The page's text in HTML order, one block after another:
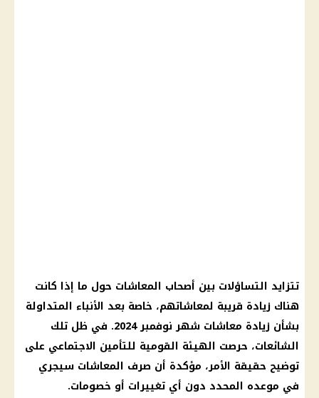
تتزايد التساؤلات بين أصحاب المعاشات حول ما إذا كانت
هناك زيادة قريبة لمعاشاتهم، خاصة بعد الأنباء المتداولة
بشأن زيادة معاشات شهر نوفمبر 2024. في ظل تلك
الشائعات، حرصت الهيئة القومية للتأمين الاجتماعي على
توضيح حقيقة الأمر، مؤكدة أن صرف المعاشات سيجري
في موعده المحدد دون أي تغييرات أو خصومات.